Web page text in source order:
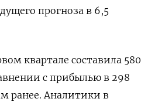
прогноза в 6,5
квартале составила 580
с прибылью в 298
ранее. Аналитики в